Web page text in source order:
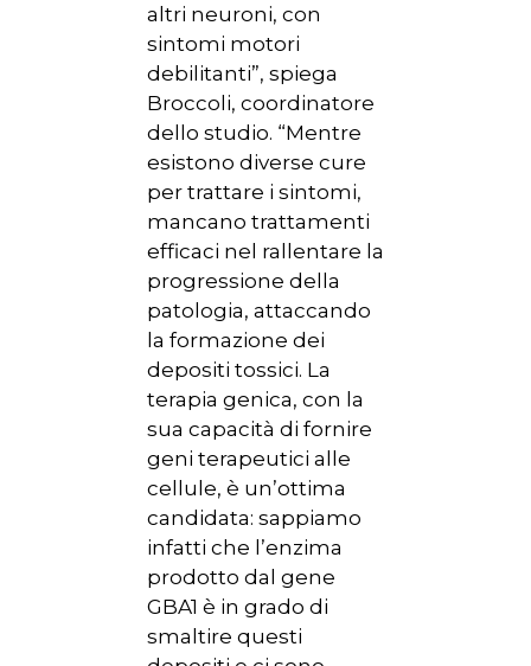
altri neuroni, con
sintomi motori
debilitanti”, spiega
Broccoli, coordinatore
dello studio. “Mentre
esistono diverse cure
per trattare i sintomi,
mancano trattamenti
efficaci nel rallentare la
progressione della
patologia, attaccando
la formazione dei
depositi tossici. La
terapia genica, con la
sua capacità di fornire
geni terapeutici alle
cellule, è un’ottima
candidata: sappiamo
infatti che l’enzima
prodotto dal gene
GBA1 è in grado di
smaltire questi